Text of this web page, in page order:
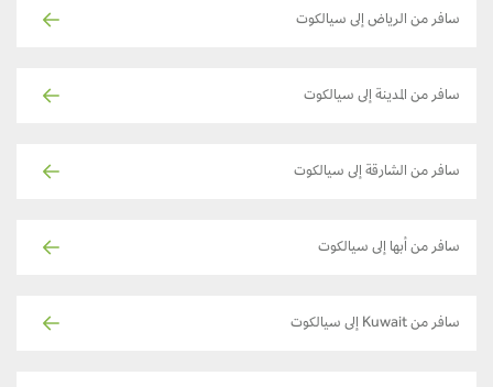
سافر من الرياض إلى سيالكوت
سافر من المدينة إلى سيالكوت
سافر من الشارقة إلى سيالكوت
سافر من أبها إلى سيالكوت
سافر من Kuwait إلى سيالكوت